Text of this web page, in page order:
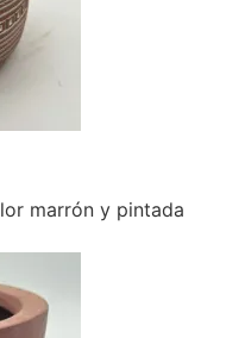
marrón y pintada